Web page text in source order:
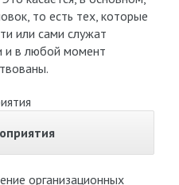
то есть тех, которые
или сами служат
и в любой момент
организационных